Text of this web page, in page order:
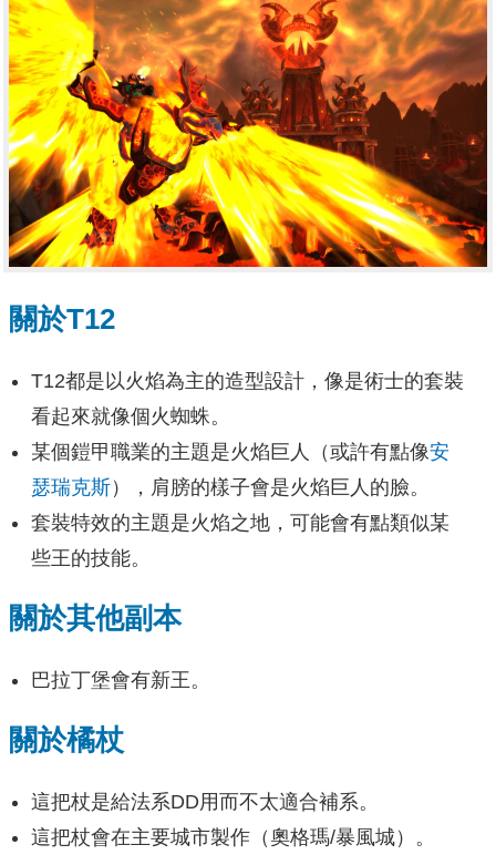
關於T12
T12都是以火焰為主的造型設計，像是術士的套裝
看起來就像個火蜘蛛。
某個鎧甲職業的主題是火焰巨人（或許有點像安
瑟瑞克斯），肩膀的樣子會是火焰巨人的臉。
套裝特效的主題是火焰之地，可能會有點類似某
些王的技能。
關於其他副本
巴拉丁堡會有新王。
關於橘杖
這把杖是給法系DD用而不太適合補系。
這把杖會在主要城市製作（奧格瑪/暴風城）。